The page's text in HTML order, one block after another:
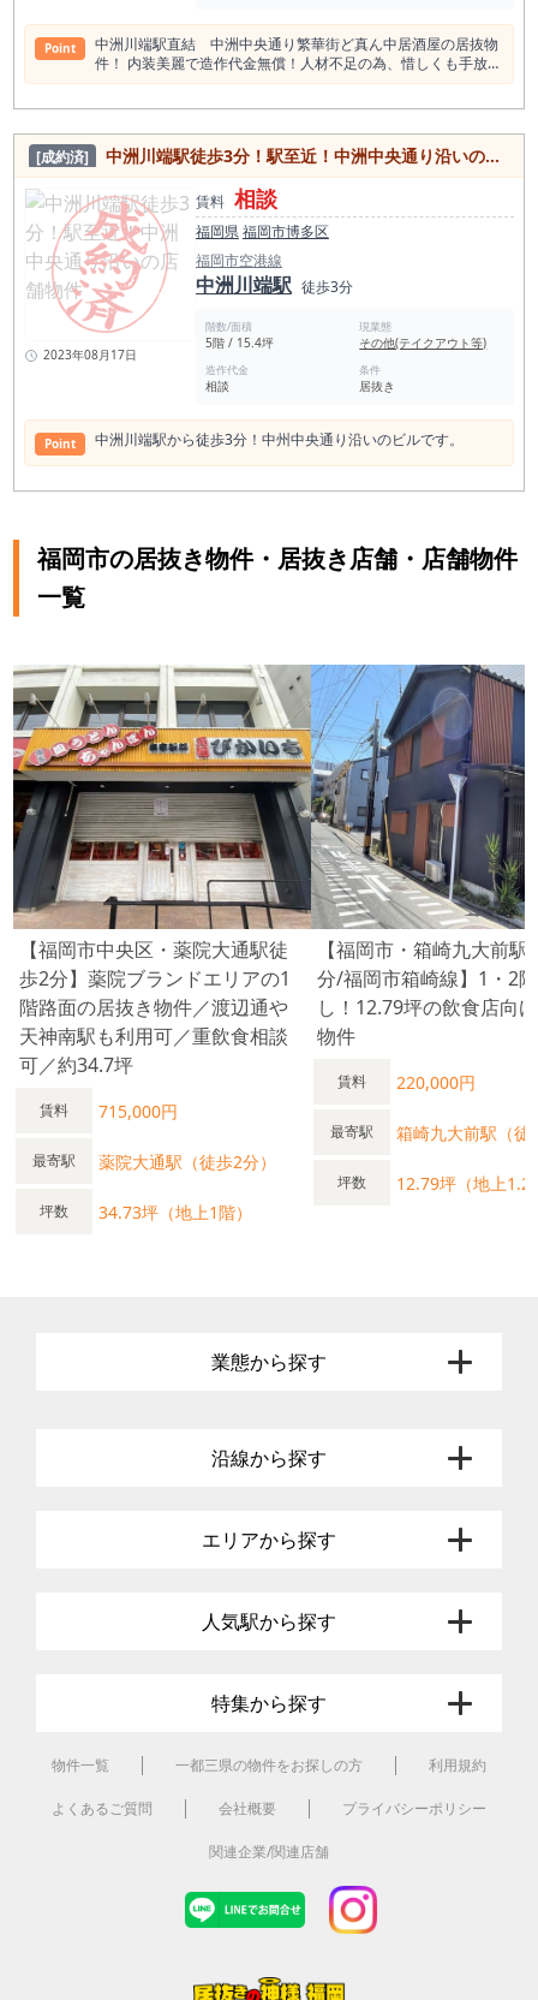
Point
中洲川端駅直結 中洲中央通り繁華街ど真ん中居酒屋の居抜物
件！ 内装美麗で造作代金無償！人材不足の為、惜しくも手放
し！ 是非一度お問い合わせください！
[成約済] 中洲川端駅徒歩3分！駅至近！中洲中央通り沿いの店舗物件
2023年08月17日
賃料 相談
福岡県福岡市博多区
福岡市空港線
中洲川端駅 徒歩3分
階数/面積
5階 / 15.4坪
現業態
その他(テイクアウト等)
造作代金
相談
条件
居抜き
Point 中洲川端駅から徒歩3分！中州中央通り沿いのビルです。
福岡市の居抜き物件・居抜き店舗・店舗物件
一覧
【福岡市中央区・薬院大通駅徒
歩2分】薬院ブランドエリアの1
階路面の居抜き物件／渡辺通や
天神南駅も利用可／重飲食相談
可／約34.7坪
賃料 715,000円
最寄駅 薬院大通駅（徒歩2分）
坪数 34.73坪（地上1階）
【福岡市・箱崎九大前駅
分/福岡市箱崎線】1・2
し！12.79坪の飲食店向
物件
賃料 220,000円
最寄駅 箱崎九大前駅（徒
坪数 12.79坪（地上1.2
業態から探す
沿線から探す
エリアから探す
人気駅から探す
特集から探す
物件一覧 一都三県の物件をお探しの方 利用規約
よくあるご質問 会社概要 プライバシーポリシー
関連企業/関連店舗